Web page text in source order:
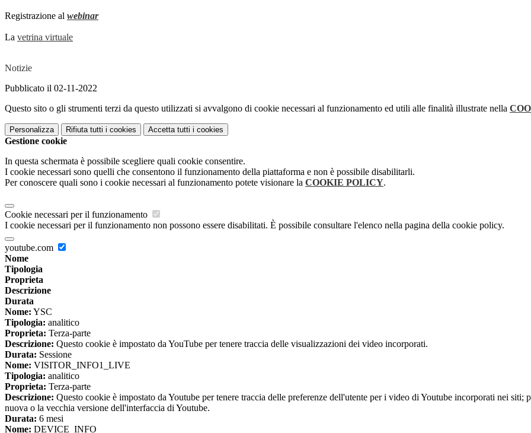
Registrazione al webinar
La vetrina virtuale
Notizie
Pubblicato il 02-11-2022
Questo sito o gli strumenti terzi da questo utilizzati si avvalgono di cookie necessari al funzionamento ed utili alle finalità illustrate nella
Personalizza Rifiuta tutti i cookies Accetta tutti i cookies
Gestione cookie
In questa schermata è possibile scegliere quali cookie consentire.
I cookie necessari sono quelli che consentono il funzionamento della piattaforma e non è possibile disabilitarli.
Per conoscere quali sono i cookie necessari al funzionamento potete visionare la COOKIE POLICY.
Cookie necessari per il funzionamento
I cookie necessari per il funzionamento non possono essere disabilitati. È possibile consultare l'elenco nella pagina della cookie policy.
youtube.com
Nome
Tipologia
Proprieta
Descrizione
Durata
Nome: YSC
Tipologia: analitico
Proprieta: Terza-parte
Descrizione: Questo cookie è impostato da YouTube per tenere traccia delle visualizzazioni dei video incorporati.
Durata: Sessione
Nome: VISITOR_INFO1_LIVE
Tipologia: analitico
Proprieta: Terza-parte
Descrizione: Questo cookie è impostato da Youtube per tenere traccia delle preferenze dell'utente per i video di Youtube incorporati nei
nuova o la vecchia versione dell'interfaccia di Youtube.
Durata: 6 mesi
Nome: DEVICE_INFO